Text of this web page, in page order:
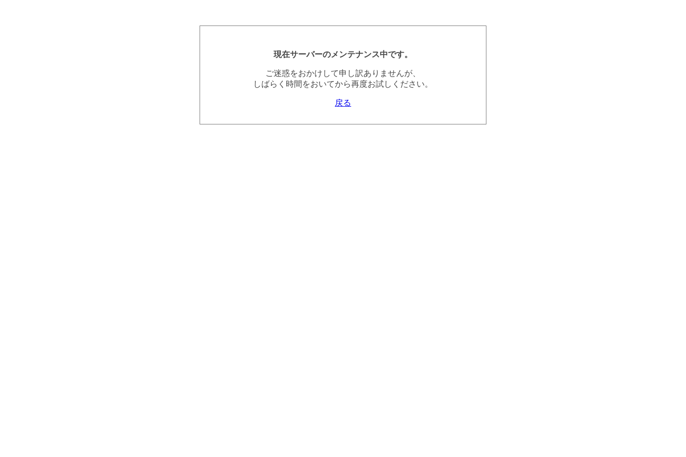
現在サーバーのメンテナンス中です。
ご迷惑をおかけして申し訳ありませんが、
しばらく時間をおいてから再度お試しください。
戻る